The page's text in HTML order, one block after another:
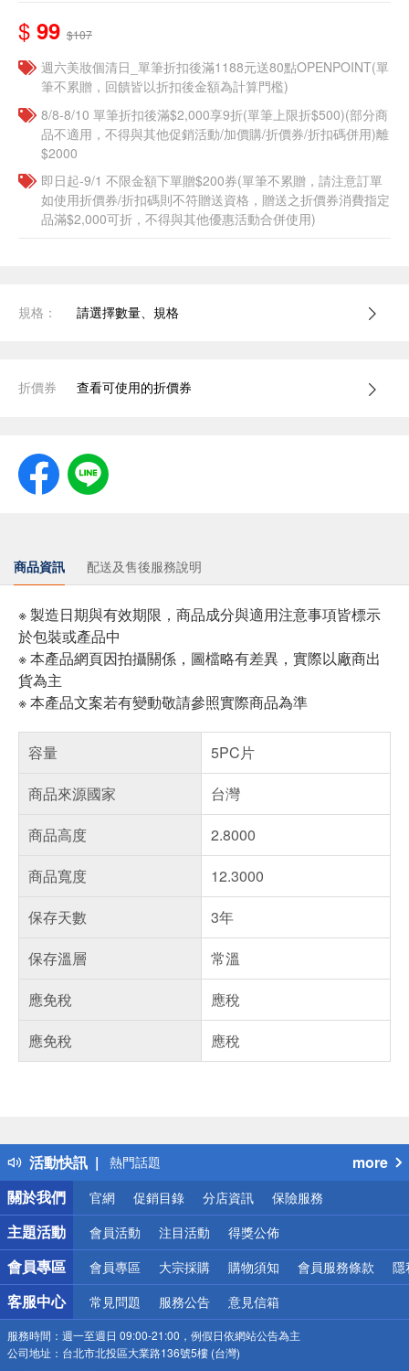
$ 99 $107
週六美妝個清日_單筆折扣後滿1188元送80點OPENPOINT(單
筆不累贈，回饋皆以折扣後金額為計算門檻)
8/8-8/10 單筆折扣後滿$2,000享9折(單筆上限折$500)(部分商
品不適用，不得與其他促銷活動/加價購/折價券/折扣碼併用)離
$2000
即日起-9/1 不限金額下單贈$200券(單筆不累贈，請注意訂單
如使用折價券/折扣碼則不符贈送資格，贈送之折價券消費指定
品滿$2,000可折，不得與其他優惠活動合併使用)
規格： 請選擇數量、規格
折價券 查看可使用的折價券
商品資訊 配送及售後服務說明
※ 製造日期與有效期限，商品成分與適用注意事項皆標示
於包裝或產品中
※ 本產品網頁因拍攝關係，圖檔略有差異，實際以廠商出
貨為主
※ 本產品文案若有變動敬請參照實際商品為準
容量
5PC片
商品來源國家
台灣
商品高度
2.8000
商品寬度
12.3000
保存天數
3年
保存溫層
常溫
應免稅
應稅
應免稅
應稅
活動快訊
得獎公告
熱門話題
銀行優惠
偏遠地區配送
詐騙網頁！請小心！
more
關於我們
官網 促銷目錄 分店資訊 保險服務
主題活動 會員活動 注目活動 得獎公佈
會員專區 會員專區 大宗採購 購物須知 會員服務條款 隱
客服中心 常見問題 服務公告 意見信箱
服務時間： 週一至週日 09:00-21:00，例假日依網站公告為主
公司地址： 台北市北投區大業路136號5樓 (台灣)